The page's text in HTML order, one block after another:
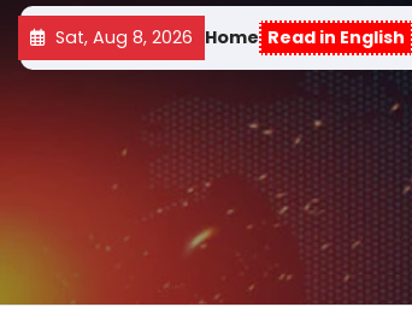
Sat, Aug 8, 2026 Home Read in English